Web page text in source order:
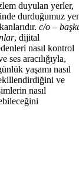
duyulan yerler,
durduğumuz
c/o –
, dijital
nasıl kontrol
aracılığıyla,
yaşamı nasıl
ve
nasıl